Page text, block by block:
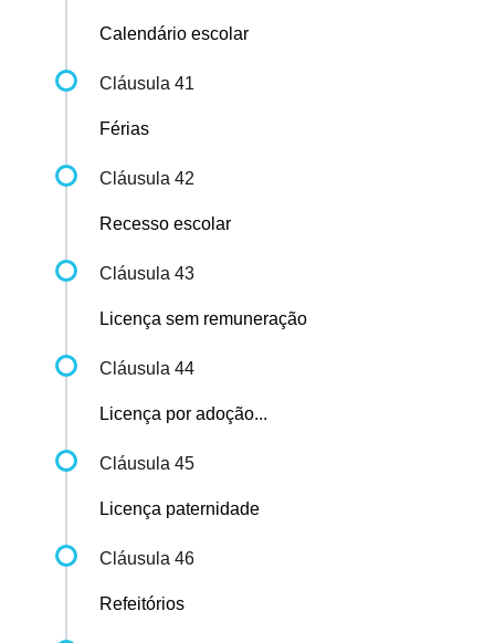
Calendário escolar
Cláusula 41
Férias
Cláusula 42
Recesso escolar
Cláusula 43
Licença sem remuneração
Cláusula 44
Licença por adoção...
Cláusula 45
Licença paternidade
Cláusula 46
Refeitórios